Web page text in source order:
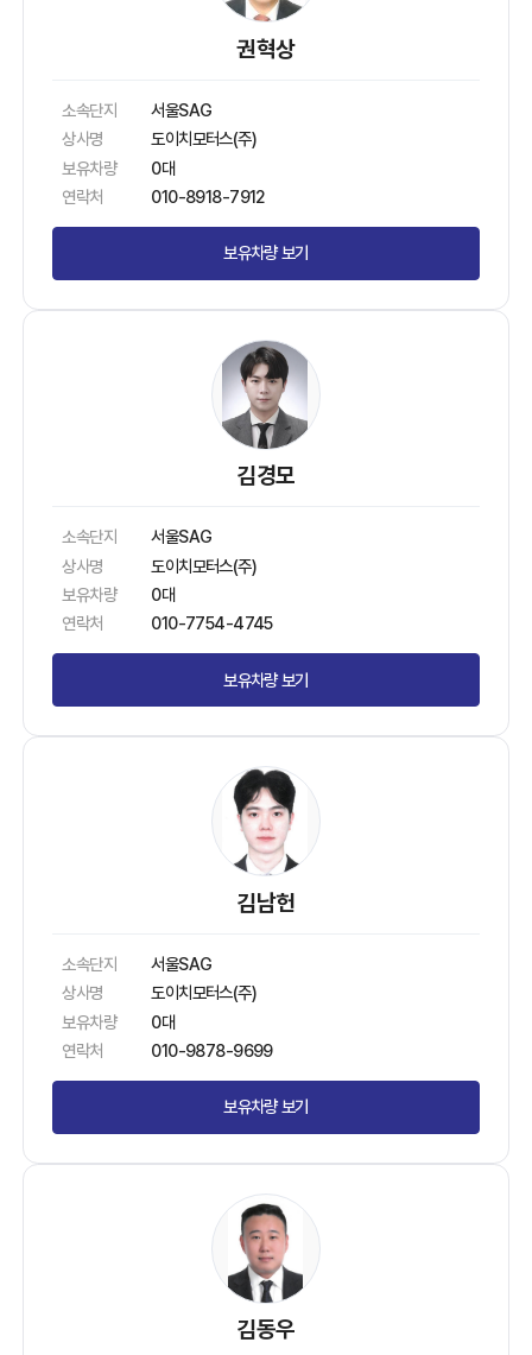
권혁상
소속단지
서울SAG
상사명
도이치모터스(주)
보유차량
0대
연락처
010-8918-7912
보유차량 보기
김경모
소속단지
서울SAG
상사명
도이치모터스(주)
보유차량
0대
연락처
010-7754-4745
보유차량 보기
김남헌
소속단지
서울SAG
상사명
도이치모터스(주)
보유차량
0대
연락처
010-9878-9699
보유차량 보기
김동우